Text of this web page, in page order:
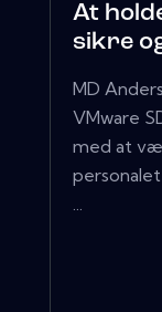
At
sikre
MD
VMware
med at
...